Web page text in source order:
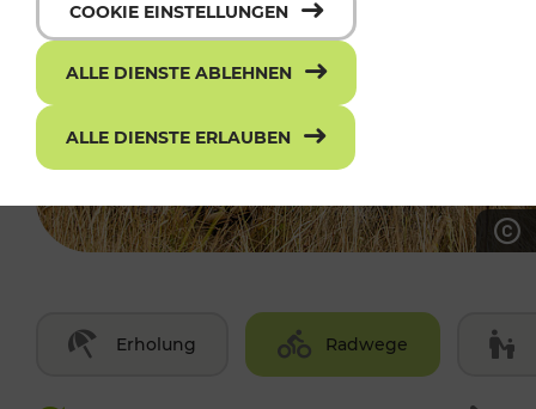
Erholung Radwege
COOKIE EINSTELLUNGEN
ALLE DIENSTE ABLEHNEN
ALLE DIENSTE ERLAUBEN